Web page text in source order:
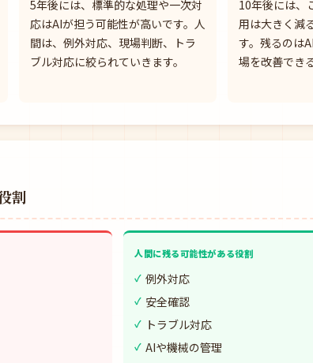
5年後には、標準的な処理や一次対
応はAIが担う可能性が高いです。人
間は、例外対応、現場判断、トラ
ブル対応に絞られていきます。
10年後には、
用は大きく減
す。残るのは
場を改善でき
割
人間に残る可能性がある役割
例外対応
安全確認
トラブル対応
AIや機械の管理